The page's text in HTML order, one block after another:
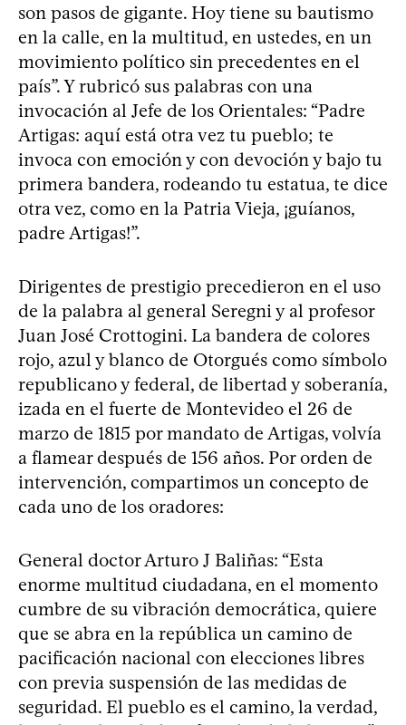
son pasos de gigante. Hoy tiene su bautismo
en la calle, en la multitud, en ustedes, en un
movimiento político sin precedentes en el
país”. Y rubricó sus palabras con una
invocación al Jefe de los Orientales: “Padre
Artigas: aquí está otra vez tu pueblo; te
invoca con emoción y con devoción y bajo tu
primera bandera, rodeando tu estatua, te dice
otra vez, como en la Patria Vieja, ¡guíanos,
padre Artigas!”.
Dirigentes de prestigio precedieron en el uso
de la palabra al general Seregni y al profesor
Juan José Crottogini. La bandera de colores
rojo, azul y blanco de Otorgués como símbolo
republicano y federal, de libertad y soberanía,
izada en el fuerte de Montevideo el 26 de
marzo de 1815 por mandato de Artigas, volvía
a flamear después de 156 años. Por orden de
intervención, compartimos un concepto de
cada uno de los oradores:
General doctor Arturo J Baliñas: “Esta
enorme multitud ciudadana, en el momento
cumbre de su vibración democrática, quiere
que se abra en la república un camino de
pacificación nacional con elecciones libres
con previa suspensión de las medidas de
seguridad. El pueblo es el camino, la verdad,